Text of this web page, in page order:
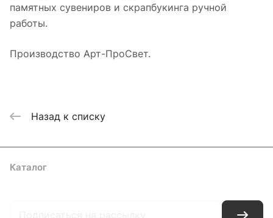
памятных сувениров и скрапбукинга ручной
работы.
Производство Арт-ПроСвет.
Назад к списку
Каталог